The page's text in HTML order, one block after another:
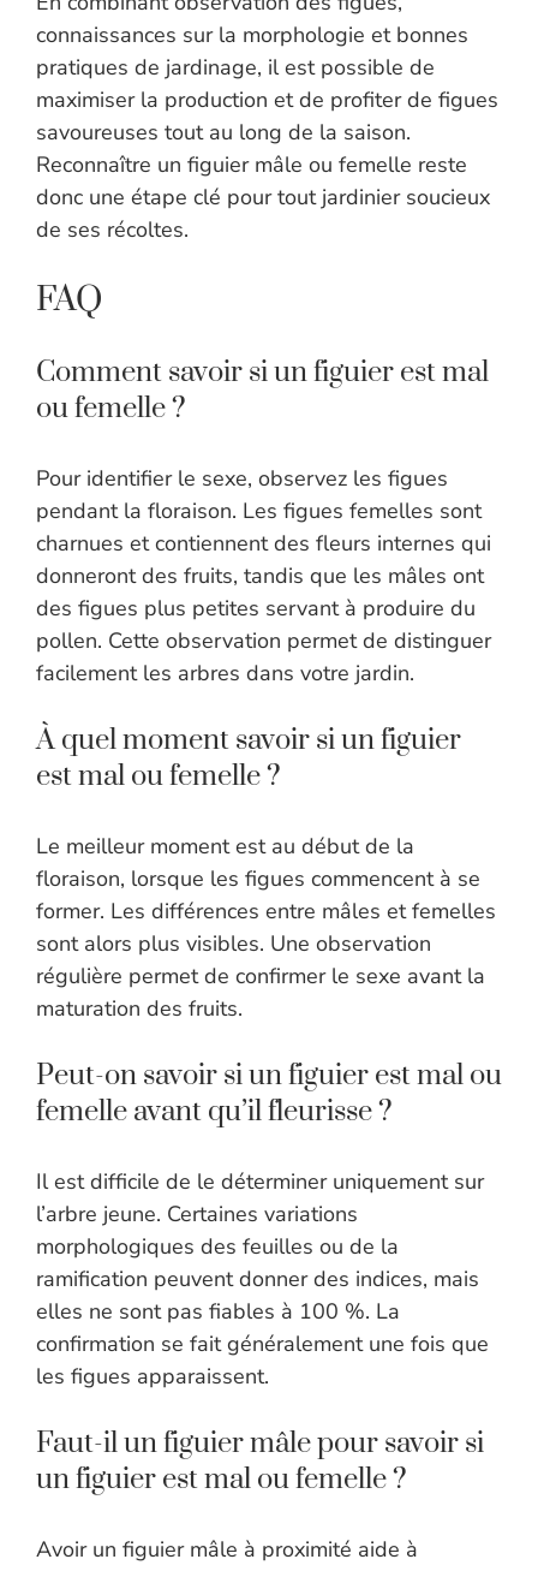
connaissances sur la morphologie et bonnes
pratiques de jardinage, il est possible de
maximiser la production et de profiter de figues
savoureuses tout au long de la saison.
Reconnaître un figuier mâle ou femelle reste
donc une étape clé pour tout jardinier soucieux
de ses récoltes.
FAQ
Comment savoir si un figuier est mal
ou femelle ?
Pour identifier le sexe, observez les figues
pendant la floraison. Les figues femelles sont
charnues et contiennent des fleurs internes qui
donneront des fruits, tandis que les mâles ont
des figues plus petites servant à produire du
pollen. Cette observation permet de distinguer
facilement les arbres dans votre jardin.
À quel moment savoir si un figuier
est mal ou femelle ?
Le meilleur moment est au début de la
floraison, lorsque les figues commencent à se
former. Les différences entre mâles et femelles
sont alors plus visibles. Une observation
régulière permet de confirmer le sexe avant la
maturation des fruits.
Peut-on savoir si un figuier est mal ou
femelle avant qu’il fleurisse ?
Il est difficile de le déterminer uniquement sur
l’arbre jeune. Certaines variations
morphologiques des feuilles ou de la
ramification peuvent donner des indices, mais
elles ne sont pas fiables à 100 %. La
confirmation se fait généralement une fois que
les figues apparaissent.
Faut-il un figuier mâle pour savoir si
un figuier est mal ou femelle ?
Avoir un figuier mâle à proximité aide à